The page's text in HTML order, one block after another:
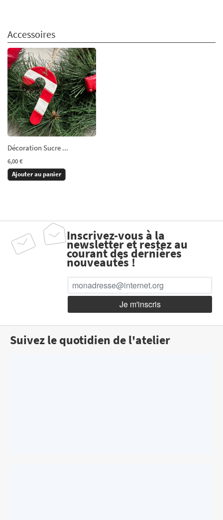
Accessoires
Décoration Sucre ...
6,00 €
Ajouter au panier
Inscrivez-vous à la
newsletter et restez au
courant des dernières
nouveautés !
Suivez le quotidien de l'atelier